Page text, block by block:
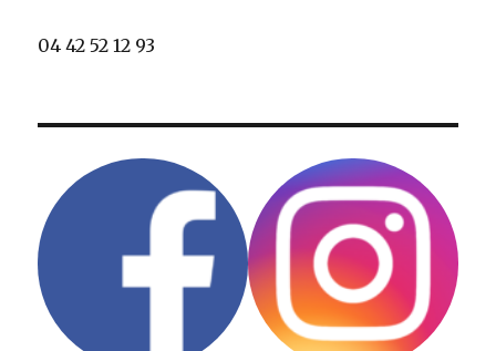
04 42 52 12 93